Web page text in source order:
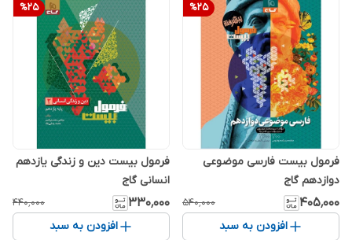
%25
فرمول بیست فارسی موضوعی
دوازدهم گاج
۴۰۵٬۰۰۰ ۵۴۰٬۰۰۰
افزودن به سبد
%25
فرمول بیست دین و زندگی یازدهم
انسانی گاج
۳۳۰٬۰۰۰ ۴۴۰٬۰۰۰
افزودن به سبد